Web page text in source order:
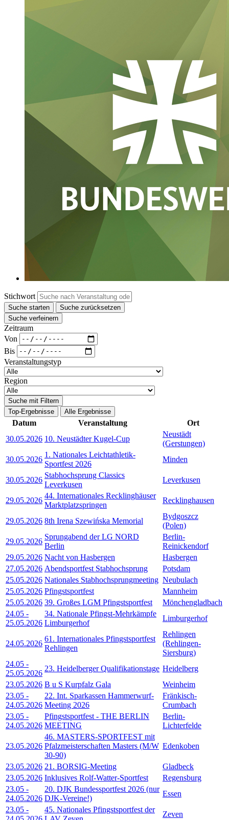
Stichwort
Suche starten
Suche zurücksetzen
Suche verfeinern
Zeitraum
Von
Bis
Veranstaltungstyp
Region
Suche mit Filtern
Top-Ergebnisse
Alle Ergebnisse
Datum Veranstaltung
Ort
30.05.2026 10. Neustädter Kugel-Cup
Neustädt
(Gerstungen)
30.05.2026
1. Nationales Leichtathletik-
Sportfest 2026
Minden
30.05.2026
Stabhochsprung Classics
Leverkusen
Leverkusen
29.05.2026
44. Internationales Recklinghäuser
Marktplatzspringen
Recklinghausen
29.05.2026 8th Irena Szewińska Memorial
Bydgoszcz
(Polen)
29.05.2026
Sprungabend der LG NORD
Berlin
Berlin-
Reinickendorf
29.05.2026 Nacht von Hasbergen
Hasbergen
27.05.2026 Abendsportfest Stabhochsprung
Potsdam
25.05.2026 Nationales Stabhochsprungmeeting Neubulach
25.05.2026 Pfingstsportfest
Mannheim
25.05.2026 39. Großes LGM Pfingstsportfest
Mönchengladbach
24.05 -
25.05.2026
34. Nationale Pfingst-Mehrkämpfe
Limburgerhof
Limburgerhof
24.05.2026
61. Internationales Pfingstsportfest
Rehlingen
Rehlingen
(Rehlingen-
Siersburg)
24.05 -
25.05.2026
23. Heidelberger Qualifikationstage Heidelberg
23.05.2026 B u S Kurpfalz Gala
Weinheim
23.05 -
24.05.2026
22. Int. Sparkassen Hammerwurf-
Meeting 2026
Fränkisch-
Crumbach
23.05 -
24.05.2026
Pfingstsportfest - THE BERLIN
MEETING
Berlin-
Lichterfelde
23.05.2026
46. MASTERS-SPORTFEST mit
Pfalzmeisterschaften Masters (M/W
30-90)
Edenkoben
23.05.2026 21. BORSIG-Meeting
Gladbeck
23.05.2026 Inklusives Rolf-Watter-Sportfest
Regensburg
23.05 -
24.05.2026
20. DJK Bundessportfest 2026 (nur
DJK-Vereine!)
Essen
23.05 -
45. Nationales Pfingstsportfest der
Zeven